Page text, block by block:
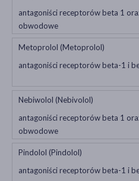
antagoniści receptorów beta 1
obwodowe
Metoprolol (Metoprolol)
antagoniści receptorów beta-1 i
Nebiwolol (Nebivolol)
antagoniści receptorów beta 1
obwodowe
Pindolol (Pindolol)
antagoniści receptorów beta-1 i